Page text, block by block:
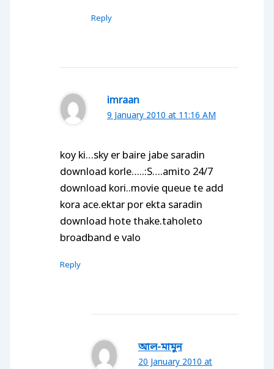
Reply
imraan
9 January 2010 at 11:16 AM
koy ki…sky er baire jabe saradin
download korle…..:S….amito 24/7
download kori..movie queue te add
kora ace.ektar por ekta saradin
download hote thake.taholeto
broadband e valo
Reply
আল-মামুন
20 January 2010 at